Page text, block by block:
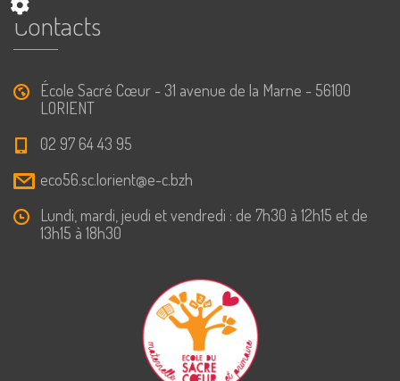
Contacts
École Sacré Cœur - 31 avenue de la Marne - 56100
LORIENT
02 97 64 43 95
eco56.sc.lorient@e-c.bzh
Lundi, mardi, jeudi et vendredi : de 7h30 à 12h15 et de
13h15 à 18h30